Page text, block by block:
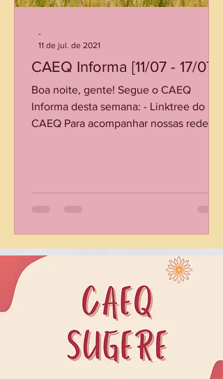
CAEQ Informa [11/07 - 17/07]
Boa noite, gente! Segue o CAEQ
Informa desta semana: - Linktree do
CAEQ Para acompanhar nossas redes
-
11 de jul. de 2021